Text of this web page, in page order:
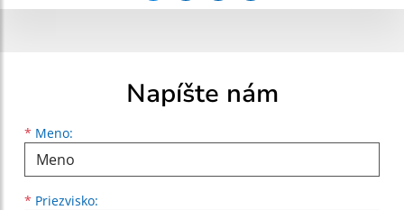
Napíšte nám
* Meno:
Meno
* Priezvisko:
Priezvisko
E-mailová adresa